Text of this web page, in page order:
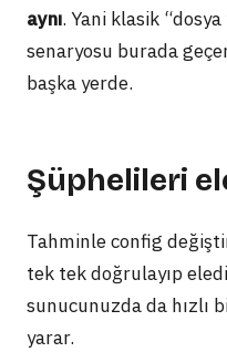
aynı. Yani klasik
senaryosu burada
başka yerde.
Şüphelileri
Tahminle config
tek tek doğrulayıp
sunucunuzda da hızlı
yarar.